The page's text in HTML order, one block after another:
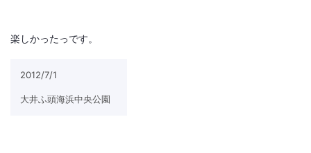
BBQ場の案内
楽しかったっです。
2012/7/1
大井ふ頭海浜中央公園